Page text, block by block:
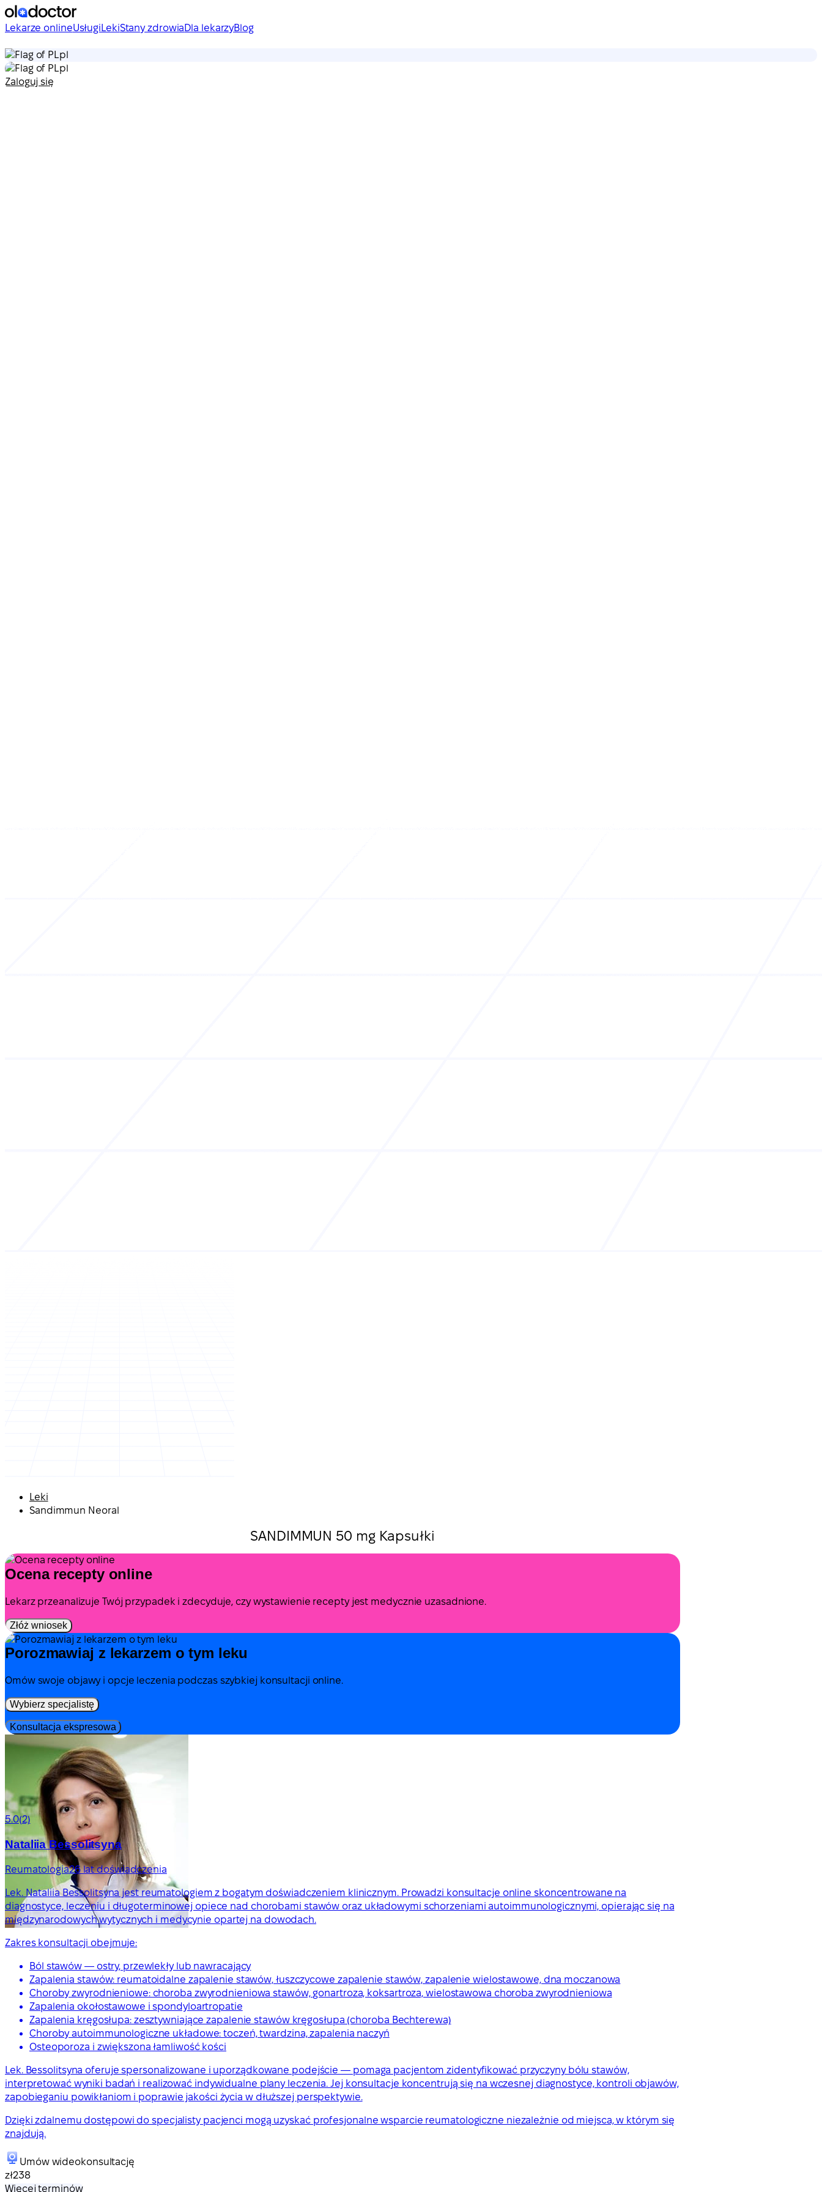
Lekarze onlineUsługi LekiStany zdrowiaDla lekarzyBlog
pl
pl
Zaloguj się
Leki
Sandimmun Neoral
SANDIMMUN 50 mg Kapsułki
Ocena recepty online
Lekarz przeanalizuje Twój przypadek i zdecyduje, czy wystawienie recepty jest medycznie uzasadnione.
Złóż wniosek
Porozmawiaj z lekarzem o tym leku
Omów swoje objawy i opcje leczenia podczas szybkiej konsultacji online.
Wybierz specjalistę
Konsultacja ekspresowa
5.0(2)
Nataliia Bessolitsyna
Reumatologia26 lat doświadczenia
Lek. Nataliia Bessolitsyna jest reumatologiem z bogatym doświadczeniem klinicznym. Prowadzi konsultacje online skoncentrowane na
diagnostyce, leczeniu i długoterminowej opiece nad chorobami stawów oraz układowymi schorzeniami autoimmunologicznymi, opierając się na
międzynarodowych wytycznych i medycynie opartej na dowodach.
Zakres konsultacji obejmuje:
Ból stawów — ostry, przewlekły lub nawracający
Zapalenia stawów: reumatoidalne zapalenie stawów, łuszczycowe zapalenie stawów, zapalenie wielostawowe, dna moczanowa
Choroby zwyrodnieniowe: choroba zwyrodnieniowa stawów, gonartroza, koksartroza, wielostawowa choroba zwyrodnieniowa
Zapalenia okołostawowe i spondyloartropatie
Zapalenia kręgosłupa: zesztywniające zapalenie stawów kręgosłupa (choroba Bechterewa)
Choroby autoimmunologiczne układowe: toczeń, twardzina, zapalenia naczyń
Osteoporoza i zwiększona łamliwość kości
Lek. Bessolitsyna oferuje spersonalizowane i uporządkowane podejście — pomaga pacjentom zidentyfikować przyczyny bólu stawów,
interpretować wyniki badań i realizować indywidualne plany leczenia. Jej konsultacje koncentrują się na wczesnej diagnostyce, kontroli objawów,
zapobieganiu powikłaniom i poprawie jakości życia w dłuższej perspektywie.
Dzięki zdalnemu dostępowi do specjalisty pacjenci mogą uzyskać profesjonalne wsparcie reumatologiczne niezależnie od miejsca, w którym się
znajdują.
Umów wideokonsultację
zł238
Więcej terminów